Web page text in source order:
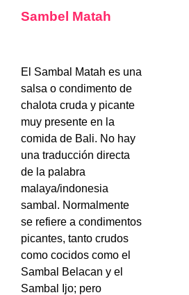
Sambel Matah
El Sambal Matah es una
salsa o condimento de
chalota cruda y picante
muy presente en la
comida de Bali. No hay
una traducción directa
de la palabra
malaya/indonesia
sambal. Normalmente
se refiere a condimentos
picantes, tanto crudos
como cocidos como el
Sambal Belacan y el
Sambal Ijo; pero